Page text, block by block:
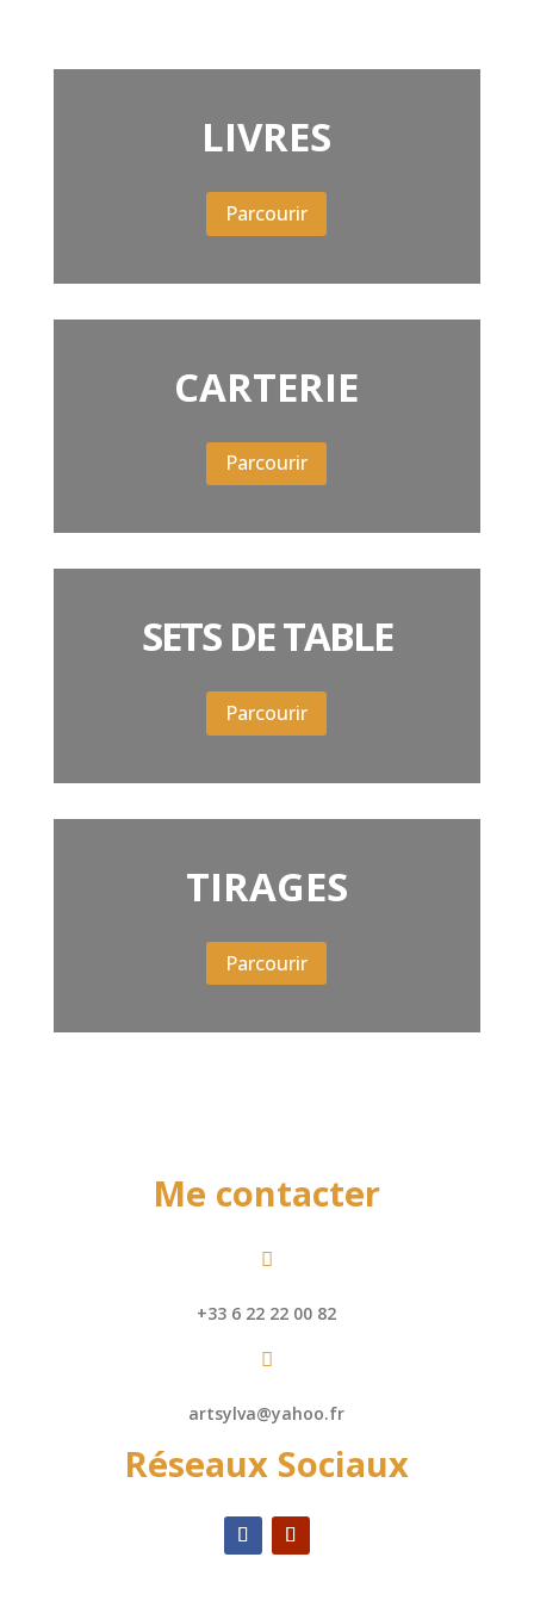
LIVRES
Parcourir
CARTERIE
Parcourir
SETS DE TABLE
Parcourir
TIRAGES
Parcourir
Me contacter

+33 6 22 22 00 82

artsylva@yahoo.fr
Réseaux Sociaux